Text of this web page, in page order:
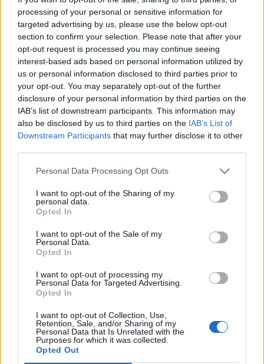
processing of your personal or sensitive information for
targeted advertising by us, please use the below opt-out
section to confirm your selection. Please note that after your
opt-out request is processed you may continue seeing
interest-based ads based on personal information utilized by
us or personal information disclosed to third parties prior to
your opt-out. You may separately opt-out of the further
disclosure of your personal information by third parties on the
IAB’s list of downstream participants. This information may
also be disclosed by us to third parties on the IAB’s List of
Downstream Participants that may further disclose it to other
Personal Data Processing Opt Outs
I want to opt-out of the Sharing of my
personal data.
Opted In
I want to opt-out of the Sale of my
Personal Data.
Opted In
I want to opt-out of processing my
Personal Data for Targeted Advertising.
Opted In
I want to opt-out of Collection, Use,
Retention, Sale, and/or Sharing of my
Personal Data that Is Unrelated with the
Purposes for which it was collected.
Opted Out
24/12/2017
IN VIA LAURENTINA
Ha le doglie mentre guida,
partorisce in strada aiutata da
un carabiniere
11/06/2017
TRAGEDIA A CAMPO FELICE
dalla scatola nera
29/01/2017
Elicottero precipitato in
Abruzzo, è romano lo sciatore
29/01/2017
TRAGEDIA IN ABRUZZO
Elicottero del 118 precipita a
Campo Felice dopo un soccorso